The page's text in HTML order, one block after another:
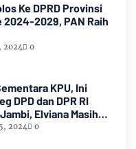
Ke DPRD Provinsi
2029, PAN Raih
2024 0
KPU, Ini
DPD dan DPR RI
Elviana Masih
2024 0